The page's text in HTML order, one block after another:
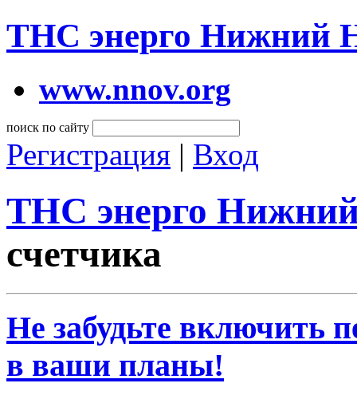
ТНС энерго Нижний
www.nnov.org
поиск по сайту
Регистрация | Вход
ТНС энерго
счетчика
Не забудьте включить
в ваши планы!